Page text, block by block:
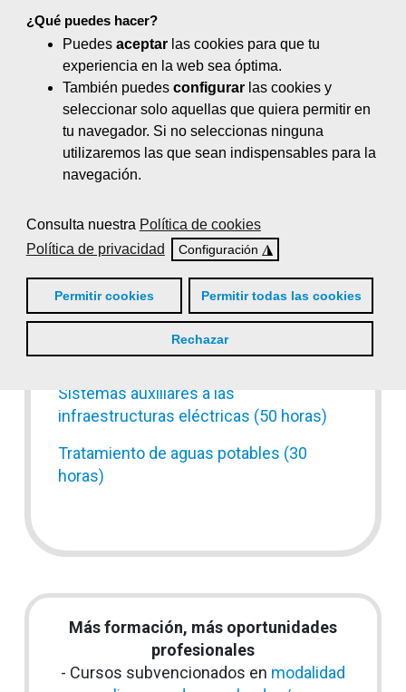
¿Qué puedes hacer?
Puedes aceptarlas cookies para que tu
experiencia en la web sea óptima.
También puedes configurarlas cookies y
seleccionar solo aquellas que quiera permitir en
tu navegador. Si no seleccionas ninguna
utilizaremos las que sean indispensables para la
navegación.
Consulta nuestra Política de cookies
Política de privacidad
Configuración ◮
Permitir cookies Permitir todas las cookies
Rechazar
Normativa y aspectos fundamentales
de mantenimiento en líneas de alta
tensión (80 horas)
Novedades en la seguridad de los datos
personales (15 horas)
Operación y control del sistema
Operaciones en líneas aéreas de
tensión 1-30 Kv y centros de
transformación (35 horas)
Producción, transporte, almacenaje y
aplicaciones del hidrógeno verde (120
horas)
Sistemas auxiliares a las
infraestructuras eléctricas (50 horas)
Tratamiento de aguas potables (30
horas)
Más formación, más oportunidades
profesionales
- Cursos subvencionados en modalidad